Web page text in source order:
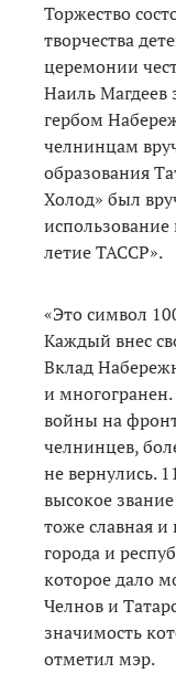
Торжество
творчества
церемонии
Наиль Магдеев
гербом
челнинцам
образования
Холод» был
летие ТАССР».
«Это символ
Каждый внес
Вклад
и
войны на
челнинцев,
не вернулись.
высокое
тоже славная и
города и
которое дало
Челнов и
значимость
отметил мэр.